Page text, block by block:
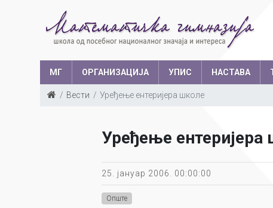
МГ ОРГАНИЗАЦИЈА УПИС НАСТАВА
Вести Уређење ентеријера школе
Уређење ентеријера
25. јануар 2006. 00:00:00
Опште